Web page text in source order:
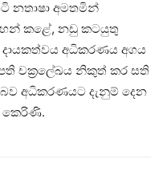
නතාෂා අමතමින්
කළේ, නඩු කටයුතු
අධිකරණය අගය
චක්‍රලේඛය නිකුත් කර සති
අධිකරණයට දැනුම් දෙන